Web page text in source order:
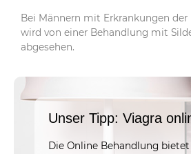
Bei Männern mit Erkrankungen der
wird von einer Behandlung mit
abgesehen.
Unser Tipp: Viagra
Die Online Behandlung